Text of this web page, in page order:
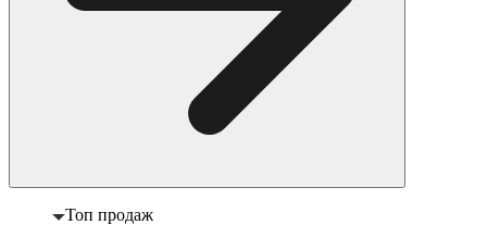
Топ продаж